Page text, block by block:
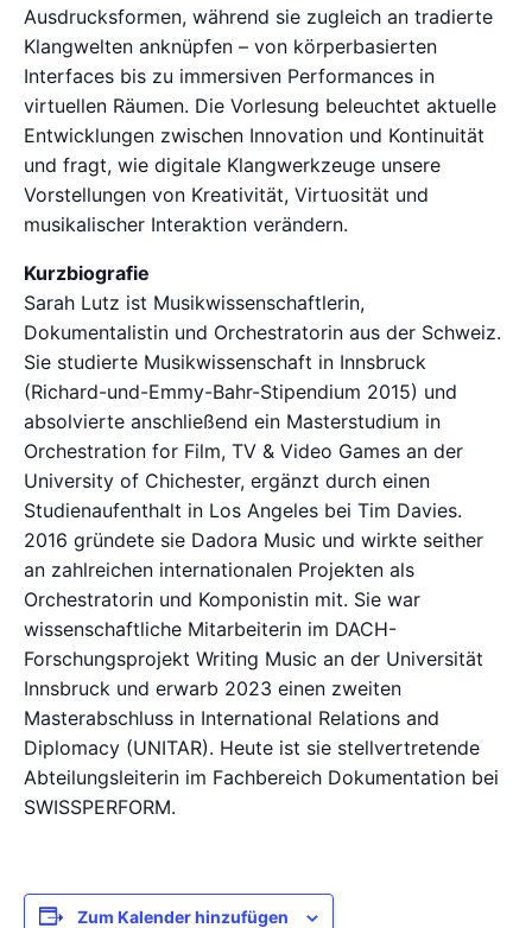
Ausdrucksformen, während sie zugleich an tradierte
Klangwelten anknüpfen – von körperbasierten
Interfaces bis zu immersiven Performances in
virtuellen Räumen. Die Vorlesung beleuchtet aktuelle
Entwicklungen zwischen Innovation und Kontinuität
und fragt, wie digitale Klangwerkzeuge unsere
Vorstellungen von Kreativität, Virtuosität und
musikalischer Interaktion verändern.
Kurzbiografie
Sarah Lutz ist Musikwissenschaftlerin,
Dokumentalistin und Orchestratorin aus der Schweiz.
Sie studierte Musikwissenschaft in Innsbruck
(Richard-und-Emmy-Bahr-Stipendium 2015) und
absolvierte anschließend ein Masterstudium in
Orchestration for Film, TV & Video Games an der
University of Chichester, ergänzt durch einen
Studienaufenthalt in Los Angeles bei Tim Davies.
2016 gründete sie Dadora Music und wirkte seither
an zahlreichen internationalen Projekten als
Orchestratorin und Komponistin mit. Sie war
wissenschaftliche Mitarbeiterin im DACH-
Forschungsprojekt Writing Music an der Universität
Innsbruck und erwarb 2023 einen zweiten
Masterabschluss in International Relations and
Diplomacy (UNITAR). Heute ist sie stellvertretende
Abteilungsleiterin im Fachbereich Dokumentation bei
SWISSPERFORM.
Zum Kalender hinzufügen